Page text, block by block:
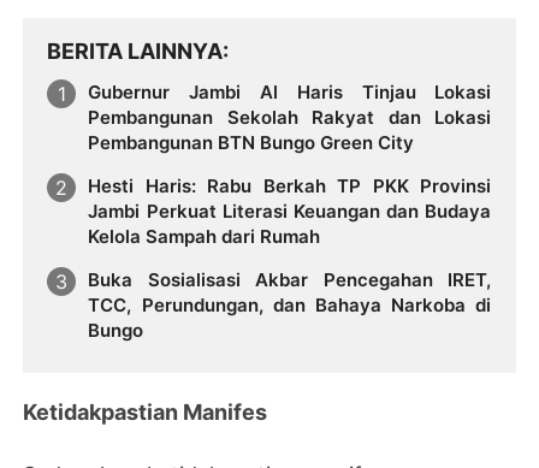
BERITA LAINNYA
Gubernur Jambi Al Haris Tinjau Lokasi
Pembangunan Sekolah Rakyat dan Lokasi
Pembangunan BTN Bungo Green City
Hesti Haris: Rabu Berkah TP PKK Provinsi
Jambi Perkuat Literasi Keuangan dan Budaya
Kelola Sampah dari Rumah
Buka Sosialisasi Akbar Pencegahan IRET,
TCC, Perundungan, dan Bahaya Narkoba di
Bungo
Ketidakpastian Manifes